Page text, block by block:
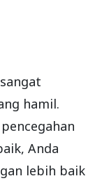
hamil.
Anda
lebih baik